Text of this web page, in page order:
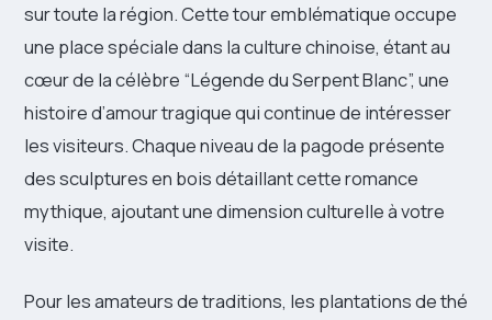
sur toute la région. Cette tour emblématique occupe
une place spéciale dans la culture chinoise, étant au
cœur de la célèbre “Légende du Serpent Blanc”, une
histoire d’amour tragique qui continue de intéresser
les visiteurs. Chaque niveau de la pagode présente
des sculptures en bois détaillant cette romance
mythique, ajoutant une dimension culturelle à votre
visite.
Pour les amateurs de traditions, les plantations de thé